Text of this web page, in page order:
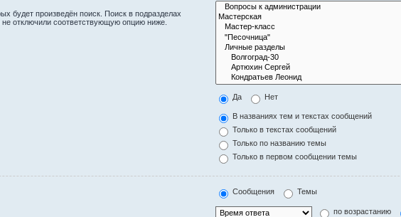
будет произведён поиск. Поиск в подразделах
отключили соответствующую опцию ниже.
Да Нет
В названиях тем и текстах сообщений
Только в текстах сообщений
Только по названию темы
Только в первом сообщении темы
Сообщения Темы
по возрастанию